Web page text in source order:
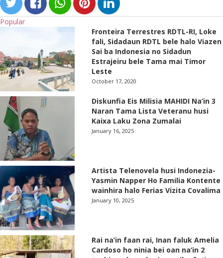
Popular
Fronteira Terrestres RDTL-RI, Loke
fali, Sidadaun RDTL bele halo Viazen
Sai ba Indonesia no Sidadun
Estrajeiru bele Tama mai Timor
Leste
October 17, 2020
Diskunfia Eis Milisia MAHIDI Na’in 3
Naran Tama Lista Veteranu husi
Kaixa Laku Zona Zumalai
January 16, 2025
Artista Telenovela husi Indonezia-
Yasmin Napper Ho Familia Kontente
wainhira halo Ferias Vizita Covalima
January 10, 2025
Rai na’in faan rai, Inan faluk Amelia
Cardoso ho ninia bei oan na’in 2